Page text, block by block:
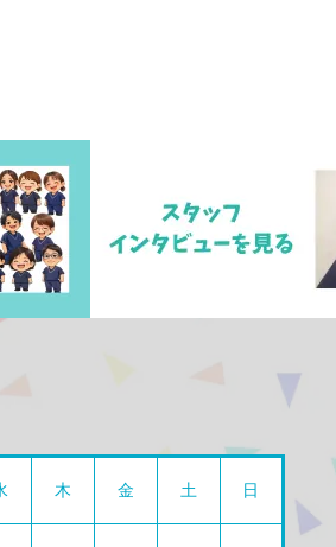
木 金 土 日